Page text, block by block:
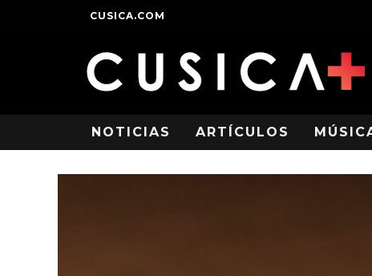
CUSICA.COM
NOTICIAS ARTÍCULOS